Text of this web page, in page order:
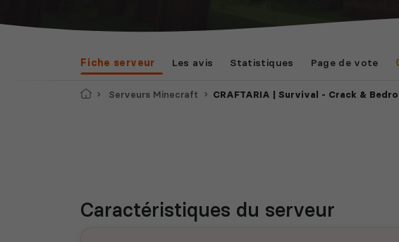
Fiche serveur Les avis Statistiques Page de vote
AccueilServeurs Minecraft CRAFTARIA | Survival - Crack &
Caractéristiques du serveur